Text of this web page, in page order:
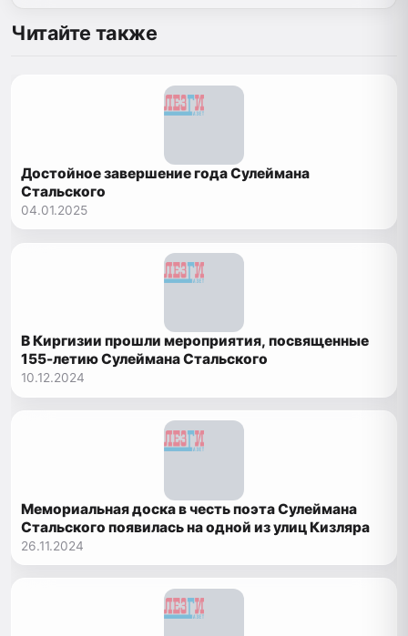
Читайте также
Достойное завершение года Сулеймана
Стальского
04.01.2025
В Киргизии прошли мероприятия, посвященные
155-летию Сулеймана Стальского
10.12.2024
Мемориальная доска в честь поэта Сулеймана
Стальского появилась на одной из улиц Кизляра
26.11.2024